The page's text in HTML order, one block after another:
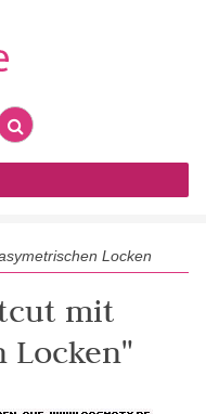
Locken
mit
Locken"